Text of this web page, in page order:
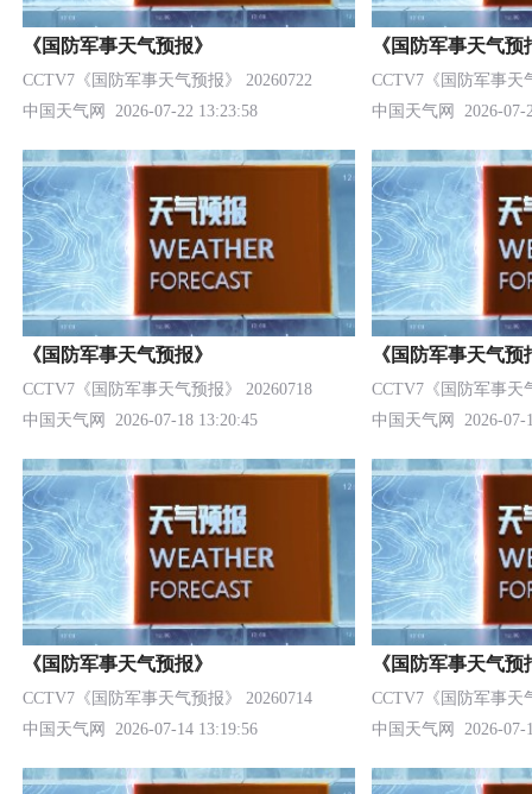
《国防军事天气预报》
CCTV7《国防军事天气预报》 20260722
中国天气网
2026-07-22 13:23:58
《国防军事天气预
CCTV7《国防军事天
中国天气网
2026-07-
《国防军事天气预报》
CCTV7《国防军事天气预报》 20260718
中国天气网
2026-07-18 13:20:45
《国防军事天气预
CCTV7《国防军事天
中国天气网
2026-07-
《国防军事天气预报》
CCTV7《国防军事天气预报》 20260714
中国天气网
2026-07-14 13:19:56
《国防军事天气预
CCTV7《国防军事天
中国天气网
2026-07-